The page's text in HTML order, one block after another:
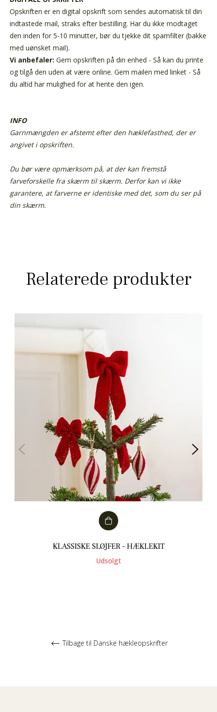
Opskriften er en digital opskrift som sendes automatisk til din
indtastede mail, straks efter bestilling. Har du ikke modtaget
den inden for 5-10 minutter, bør du tjekke dit spamfilter (bakke
med uønsket mail).
Vi anbefaler: Gem opskriften på din enhed - Så kan du printe
og tilgå den uden at være online. Gem mailen med linket - Så
du altid har mulighed for at hente den igen.
INFO
Garnmængden er afstemt efter den hæklefasthed, der er
angivet i opskriften.
Du bør være opmærksom på, at der kan fremstå
farveforskelle fra skærm til skærm. Derfor kan vi ikke
garantere, at farverne er identiske med det, som du ser på
din skærm.
Relaterede produkter
KLASSISKE SLØJFER - HÆKLEKIT
Udsolgt
Tilbage til Danske hækleopskrifter